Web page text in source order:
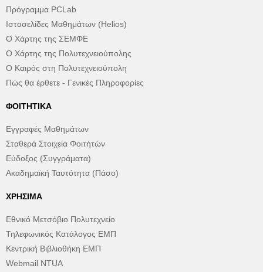
Πρόγραμμα PCLab
Ιστοσελίδες Μαθημάτων (Helios)
Ο Χάρτης της ΣΕΜΦΕ
Ο Χάρτης της Πολυτεχνειούπολης
Ο Καιρός στη Πολυτεχνειούπολη
Πώς θα έρθετε - Γενικές Πληροφορίες
ΦΟΙΤΗΤΙΚΆ
Εγγραφές Μαθημάτων
Σταθερά Στοιχεία Φοιτήτών
Εύδοξος (Συγγράματα)
Ακαδημαϊκή Ταυτότητα (Πάσο)
ΧΡΉΣΙΜΑ
Εθνικό Μετσόβιο Πολυτεχνείο
Τηλεφωνικός Κατάλογος ΕΜΠ
Κεντρική Βιβλιοθήκη ΕΜΠ
Webmail NTUA